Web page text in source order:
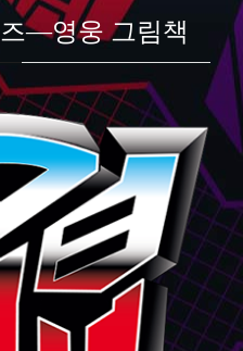
—영웅 그림책